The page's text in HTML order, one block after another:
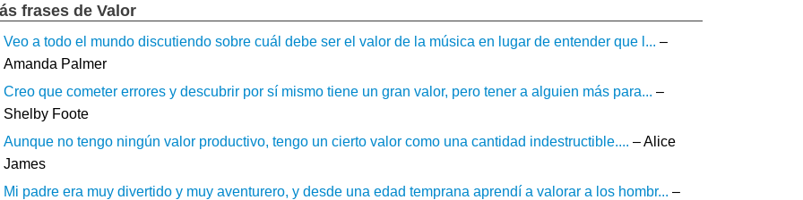
frases de Valor
Veo a todo el mundo discutiendo sobre cuál debe ser el valor de la música en lugar de entender que l... –
Amanda Palmer
Creo que cometer errores y descubrir por sí mismo tiene un gran valor, pero tener a alguien más para... –
Shelby Foote
Aunque no tengo ningún valor productivo, tengo un cierto valor como una cantidad indestructible.... – Alice
James
Mi padre era muy divertido y muy aventurero, y desde una edad temprana aprendí a valorar a los hombr... –